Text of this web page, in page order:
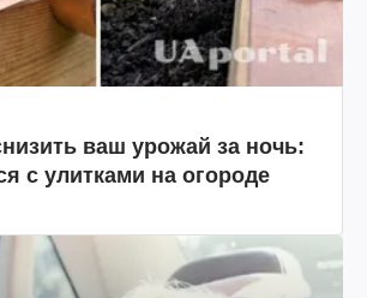
ваш урожай за ночь:
с улитками на огороде